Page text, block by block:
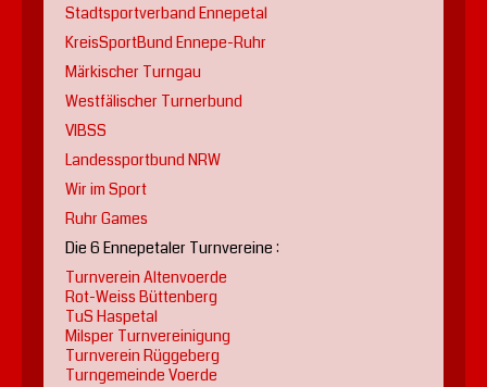
Stadtsportverband Ennepetal
KreisSportBund Ennepe-Ruhr
Märkischer Turngau
Westfälischer Turnerbund
VIBSS
Landessportbund NRW
Wir im Sport
Ruhr Games
Die 6 Ennepetaler Turnvereine :
Turnverein Altenvoerde
Rot-Weiss Büttenberg
TuS Haspetal
Milsper Turnvereinigung
Turnverein Rüggeberg
Turngemeinde Voerde